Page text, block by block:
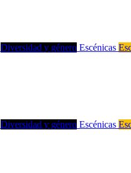
Diversidad y género Escénicas
Diversidad y género Escénicas